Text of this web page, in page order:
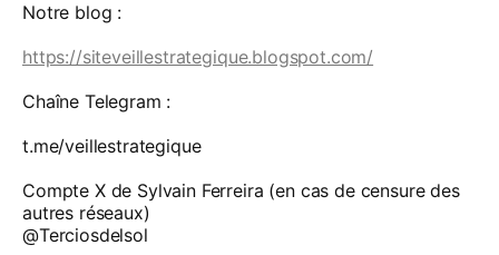
Notre blog :
https://siteveillestrategique.blogspot.com/
Chaîne Telegram :
t.me/veillestrategique
Compte X de Sylvain Ferreira (en cas de censure des
autres réseaux)
@Terciosdelsol